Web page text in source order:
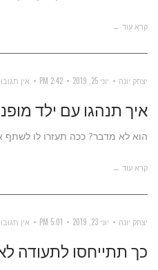
קרא עוד ←
יצחק יונה יוני 25, 2019 2:42 PM אין
איך תנהגו עם ילד
הוא לא מדבר? ככה תעזרו לו לשתף
קרא עוד ←
יצחק יונה יוני 23, 2019 5:01 PM אין
כך תתייחסו לתעודה